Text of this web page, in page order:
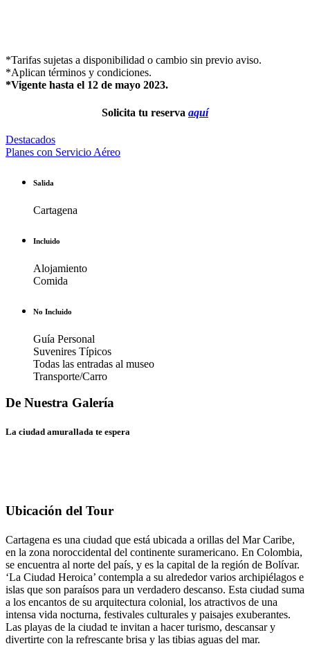
*Tarifas sujetas a disponibilidad o cambio sin previo aviso.
*Aplican términos y condiciones.
*Vigente hasta el 12 de mayo 2023.
Solicita tu reserva aquí
Destacados
Planes con Servicio Aéreo
Salida
Cartagena
Incluido
Alojamiento
Comida
No Incluido
Guía Personal
Suvenires Típicos
Todas las entradas al museo
Transporte/Carro
La ciudad amurallada te espera
Ubicación del Tour
Cartagena es una ciudad que está ubicada a orillas del Mar Caribe,
en la zona noroccidental del continente suramericano. En Colombia,
se encuentra al norte del país, y es la capital de la región de Bolívar.
‘La Ciudad Heroica’ contempla a su alrededor varios archipiélagos e
islas que son paraísos para un verdadero descanso. Esta ciudad suma
a los encantos de su arquitectura colonial, los atractivos de una
intensa vida nocturna, festivales culturales y paisajes exuberantes.
Las playas de la ciudad te invitan a hacer turismo, descansar y
divertirte con la refrescante brisa y las tibias aguas del mar.